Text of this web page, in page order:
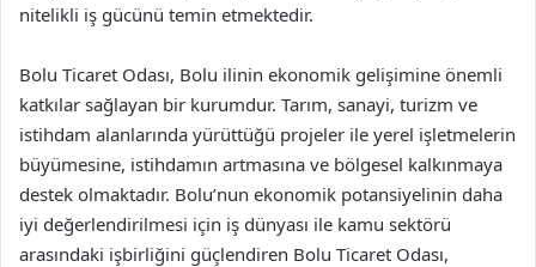
nitelikli iş gücünü temin etmektedir.
Bolu Ticaret Odası, Bolu ilinin ekonomik gelişimine önemli
katkılar sağlayan bir kurumdur. Tarım, sanayi, turizm ve
istihdam alanlarında yürüttüğü projeler ile yerel işletmelerin
büyümesine, istihdamın artmasına ve bölgesel kalkınmaya
destek olmaktadır. Bolu’nun ekonomik potansiyelinin daha
iyi değerlendirilmesi için iş dünyası ile kamu sektörü
arasındaki işbirliğini güçlendiren Bolu Ticaret Odası,